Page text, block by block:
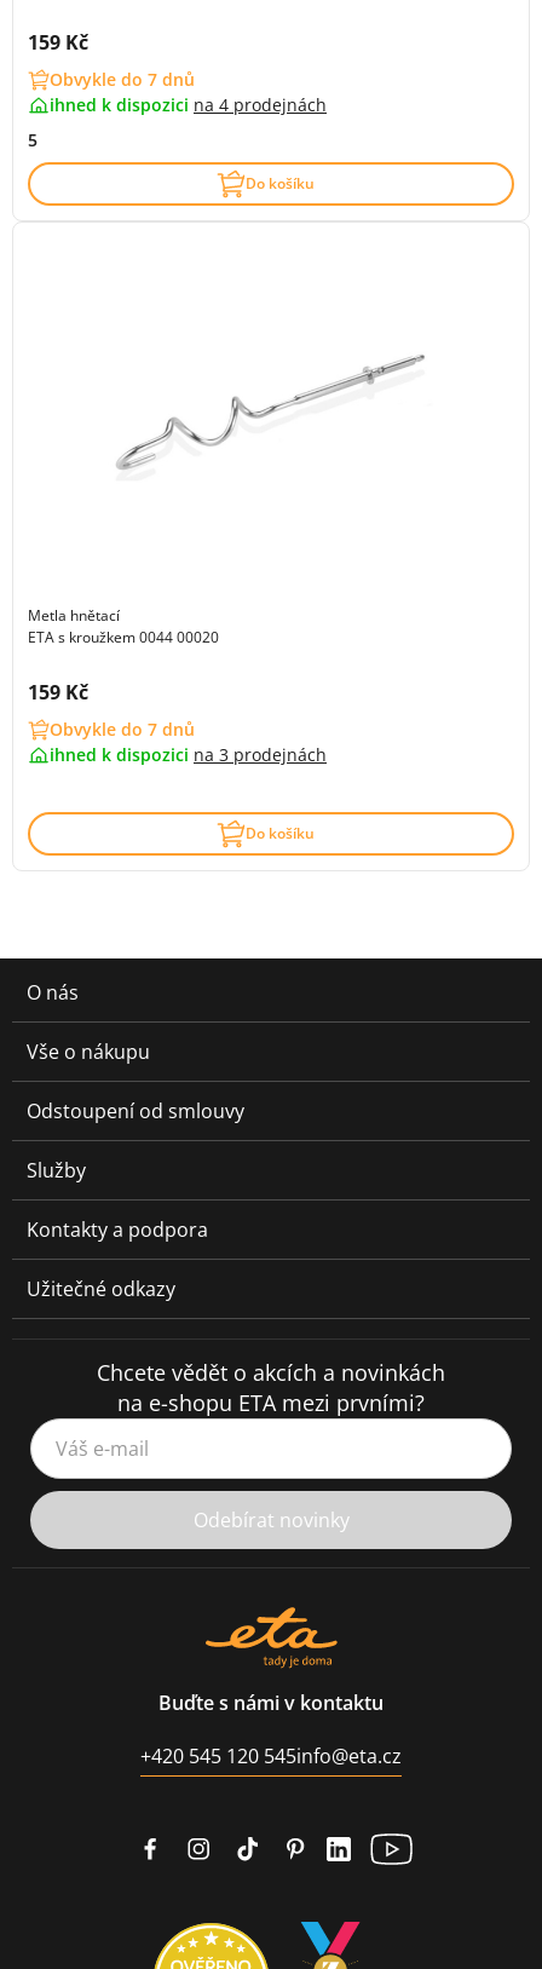
Cena s DPH:
159 Kč
Obvykle do 7 dnů
ihned k dispozici na 4 prodejnách
5
Do košíku
Metla hnětací
ETA s kroužkem 0044 00020
Cena s DPH:
159 Kč
Obvykle do 7 dnů
ihned k dispozici na 3 prodejnách
Do košíku
O nás
Vše o nákupu
Odstoupení od smlouvy
Služby
Kontakty a podpora
Užitečné odkazy
Chcete vědět o akcích a novinkách
na e-shopu ETA mezi prvními?
Váš e-mail
Odebírat novinky
Buďte s námi v kontaktu
+420 545 120 545info@eta.cz